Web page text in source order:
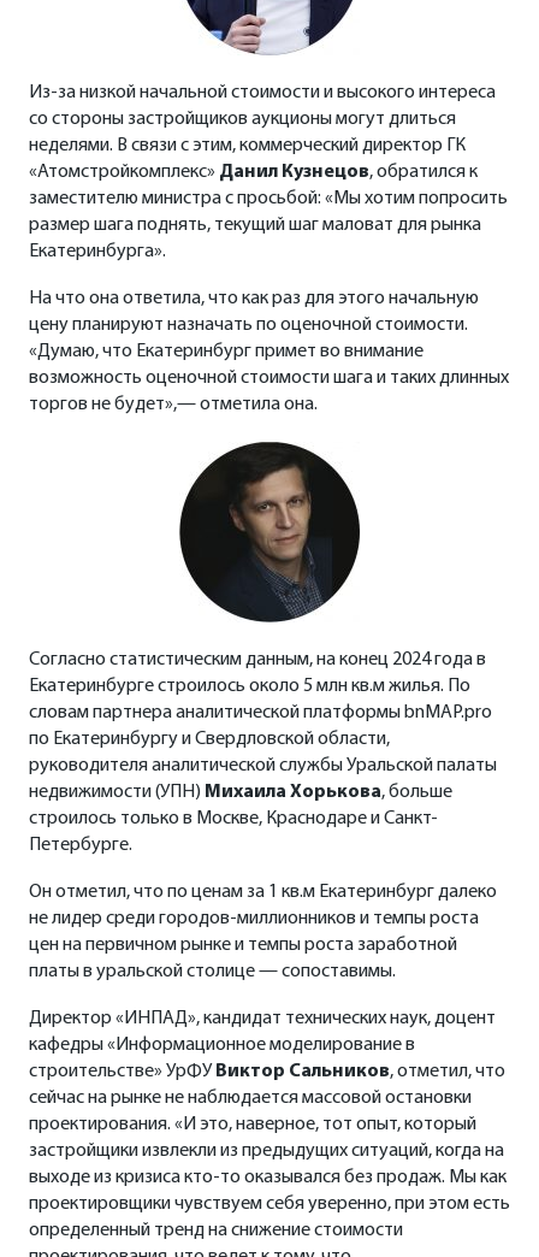
Из-за низкой начальной стоимости и высокого интереса
со стороны застройщиков аукционы могут длиться
неделями. В связи с этим, коммерческий директор ГК
«Атомстройкомплекс» Данил Кузнецов, обратился к
заместителю министра с просьбой: «Мы хотим попросить
размер шага поднять, текущий шаг маловат для рынка
Екатеринбурга».
На что она ответила, что как раз для этого начальную
цену планируют назначать по оценочной стоимости.
«Думаю, что Екатеринбург примет во внимание
возможность оценочной стоимости шага и таких длинных
торгов не будет»,— отметила она.
Согласно статистическим данным, на конец 2024 года в
Екатеринбурге строилось около 5 млн кв.м жилья. По
словам партнера аналитической платформы bnMAP.pro
по Екатеринбургу и Свердловской области,
руководителя аналитической службы Уральской палаты
недвижимости (УПН) Михаила Хорькова, больше
строилось только в Москве, Краснодаре и Санкт-
Петербурге.
Он отметил, что по ценам за 1 кв.м Екатеринбург далеко
не лидер среди городов-миллионников и темпы роста
цен на первичном рынке и темпы роста заработной
платы в уральской столице — сопоставимы.
Директор «ИНПАД», кандидат технических наук, доцент
кафедры «Информационное моделирование в
строительстве» УрФУ Виктор Сальников, отметил, что
сейчас на рынке не наблюдается массовой остановки
проектирования. «И это, наверное, тот опыт, который
застройщики извлекли из предыдущих ситуаций, когда на
выходе из кризиса кто-то оказывался без продаж. Мы как
проектировщики чувствуем себя уверенно, при этом есть
определенный тренд на снижение стоимости